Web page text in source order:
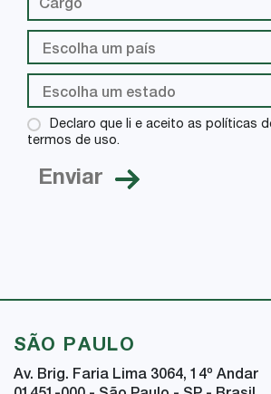
Declaro que li e aceito as políticas
termos de uso.
SÃO PAULO
Av. Brig. Faria Lima 3064, 14º Andar